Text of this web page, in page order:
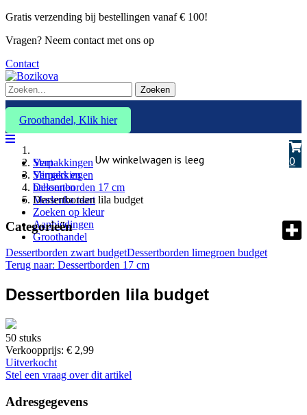
Gratis verzending bij bestellingen vanaf € 100!
Vragen? Neem contact met ons op
Contact
Zoeken
Groothandel, Klik hier
0
Uw winkelwagen is leeg
Verpakkingen
Slingers en
ballonnen
Marlenka taart
Zoeken op kleur
Aanbiedingen
Groothandel
Start
Verpakkingen
Dessertborden 17 cm
Dessertborden lila budget
Categorieën
Dessertborden zwart budgetDessertborden limegroen budget
Terug naar: Dessertborden 17 cm
Dessertborden lila budget
50 stuks
Verkoopprijs: € 2,99
Uitverkocht
Stel een vraag over dit artikel
Adresgegevens